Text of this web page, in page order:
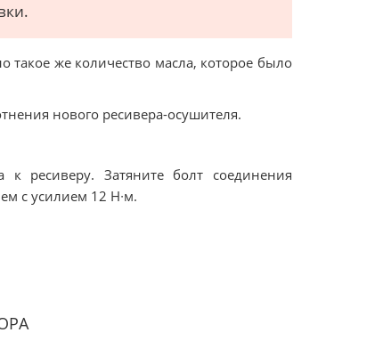
такое же количество масла, которое было
нового ресивера-осушителя.
ресиверу. Затяните болт соединения
с усилием 12 Н∙м.